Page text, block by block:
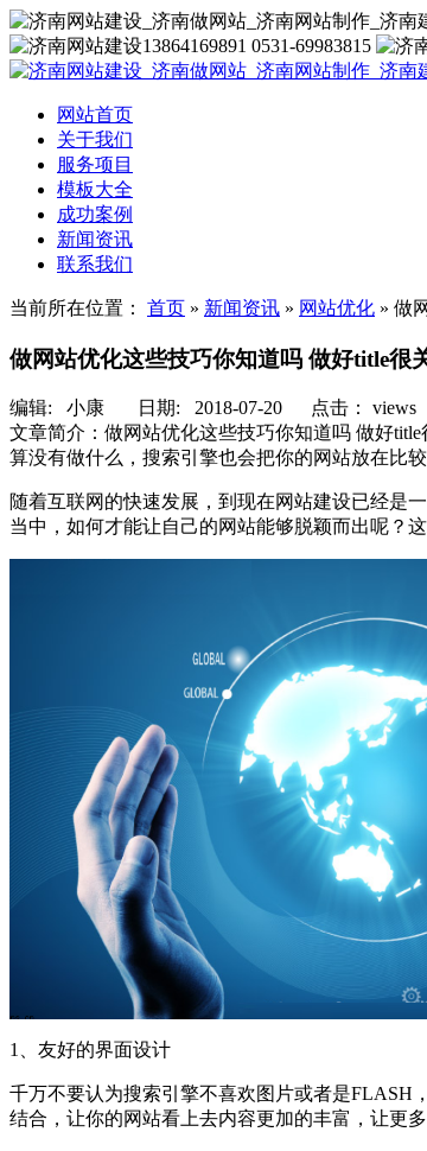
13864169891 0531-69983815
网站首页
关于我们
服务项目
模板大全
成功案例
新闻资讯
联系我们
当前所在位置： 首页 » 新闻资讯 » 网站优化 » 做
做网站优化这些技巧你知道吗 做好title很
编辑: 小康 日期: 2018-07-20 点击： views
文章简介： 做网站优化这些技巧你知道吗 做好
算没有做什么，搜索引擎也会把你的网站放在比较
随着互联网的快速发展，到现在网站建设已经是
当中，如何才能让自己的网站能够脱颖而出呢？
1、友好的界面设计
千万不要认为搜索引擎不喜欢图片或者是FLASH
结合，让你的网站看上去内容更加的丰富，让更多